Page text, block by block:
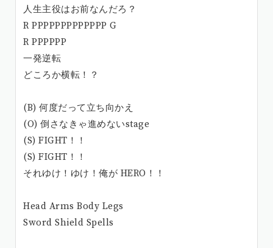
人生主役はお前なんだろ？
R PPPPPPPPPPPPP G
R PPPPPP
一発逆転
どころか横転！？
(B) 何度だって立ち向かえ
(O) 倒さなきゃ進めないstage
(S) FIGHT！！
(S) FIGHT！！
それゆけ！ゆけ！俺が HERO！！
Head Arms Body Legs
Sword Shield Spells